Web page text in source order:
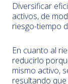
Diversificar
activos, de
riesgo-tiempo
En cuanto al
reducirlo
mismo activo,
resultando